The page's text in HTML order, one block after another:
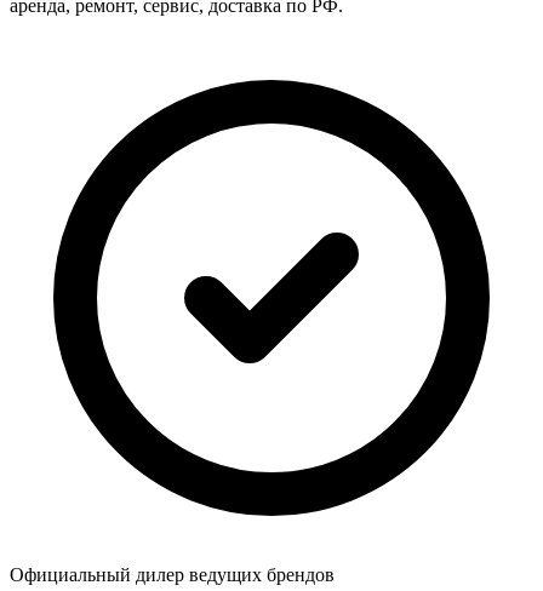
аренда, ремонт, сервис, доставка по РФ.
Официальный дилер ведущих брендов